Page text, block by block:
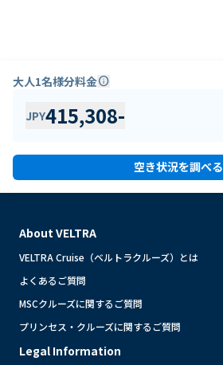
大人1名様分料金info
JPY415,308-
空き状況を調べる
About VELTRA
VELTRA Cruise（ベルトラクルーズ）とは
よくあるご質問
MSCクルーズに関するご質問
プリンセス・クルーズに関するご質問
Legal Information